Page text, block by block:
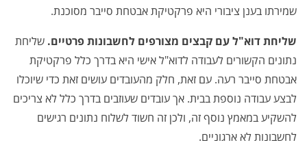
שמירתו בענן ציבורי היא פרקטיקת אבטחת סייבר מסוכנת.
שליחת דוא"ל עם קבצים מצורפים לחשבונות פרטיים. שליחת
נתונים הקשורים לעבודה לדוא"ל אישי היא בדרך כלל פרקטיקת
אבטחת סייבר רעה. עם זאת, חלק מהעובדים עושים זאת כדי שיוכלו
לבצע עבודה נוספת בבית. אך עובדים שעוזבים בדרך כלל לא צריכים
להשקיע במאמץ נוסף זה, ולכן זה חשוד לשלוח נתונים רגישים
לחשבונות לא ארגוניים.